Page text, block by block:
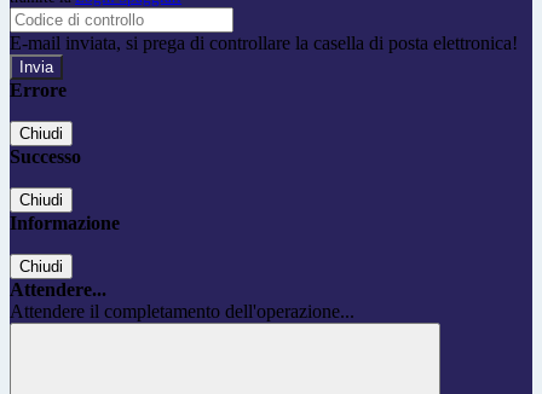
E-mail inviata, si prega di controllare la casella di posta elettronica!
Errore
Chiudi
Successo
Chiudi
Informazione
Chiudi
Attendere...
Attendere il completamento dell'operazione...